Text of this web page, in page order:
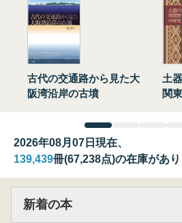
古代の交通路から見た大
阪湾沿岸の古墳
土
関
2026年08月07日現在、
139,439冊(67,238点)の在庫があ
新着の本